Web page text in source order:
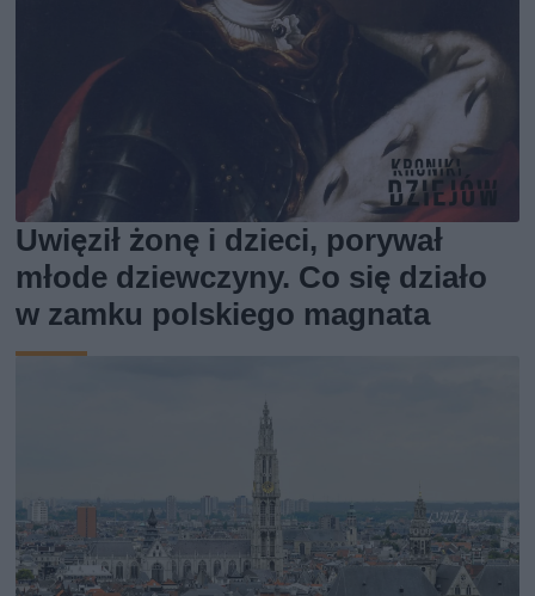
Uwięził żonę i dzieci, porywał
młode dziewczyny. Co się działo
w zamku polskiego magnata